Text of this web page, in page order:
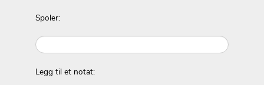
Spoler:
Legg til et notat: